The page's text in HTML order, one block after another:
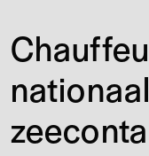
nationaal